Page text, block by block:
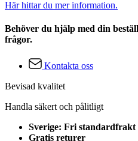
Här hittar du mer information.
Behöver du hjälp med din
frågor.
Kontakta oss
Bevisad kvalitet
Handla säkert och pålitligt
Sverige: Fri standardfrakt
Gratis returer